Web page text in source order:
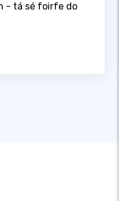
- tá sé foirfe do